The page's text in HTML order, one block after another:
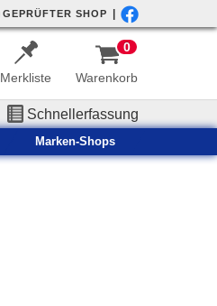
GEPRÜFTER SHOP
Merkliste Warenkorb
0
Schnellerfassung
Marken-Shops